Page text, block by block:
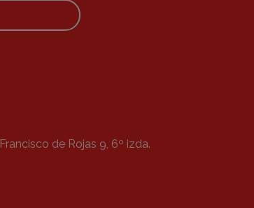
Francisco de Rojas 9, 6º izda.